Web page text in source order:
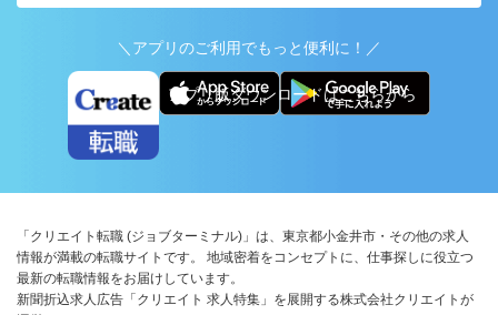
＼アプリのご利用でもっと便利に！／
アプリ版ダウンロードはこちらから
「クリエイト転職 (ジョブターミナル)」は、東京都小金井市・その他の求人
情報が満載の転職サイトです。 地域密着をコンセプトに、仕事探しに役立つ
最新の転職情報をお届けしています。
新聞折込求人広告「クリエイト 求人特集」を展開する株式会社クリエイトが